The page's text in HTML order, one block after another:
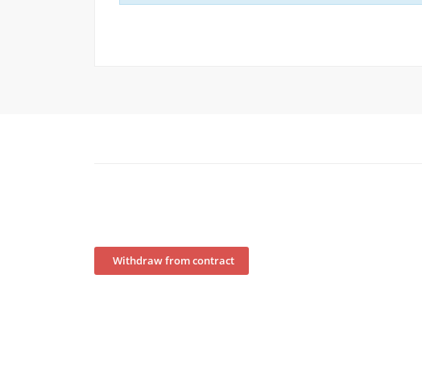
Withdraw from contract